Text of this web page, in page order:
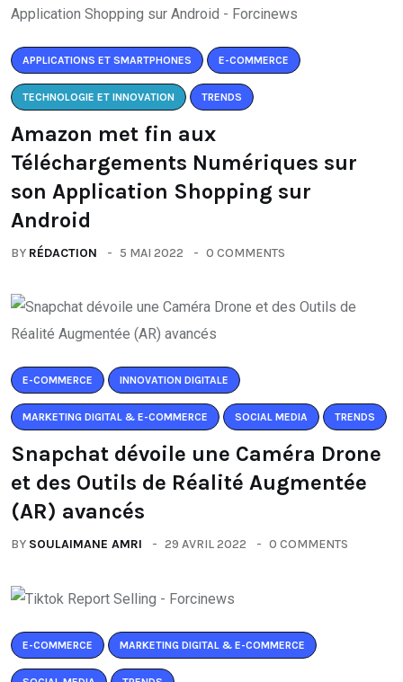
APPLICATIONS ET SMARTPHONES E-COMMERCE
TECHNOLOGIE ET INNOVATION TRENDS
Amazon met fin aux
Téléchargements Numériques sur
son Application Shopping sur
Android
BY RÉDACTION 5 MAI 2022 0 COMMENTS
E-COMMERCE INNOVATION DIGITALE
MARKETING DIGITAL & E-COMMERCE SOCIAL MEDIA TRENDS
Snapchat dévoile une Caméra Drone
et des Outils de Réalité Augmentée
(AR) avancés
BY SOULAIMANE AMRI 29 AVRIL 2022 0 COMMENTS
E-COMMERCE MARKETING DIGITAL & E-COMMERCE